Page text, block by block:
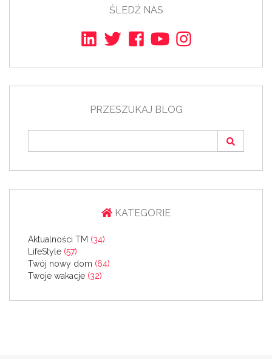
ŚLEDŹ NAS
PRZESZUKAJ BLOG
KATEGORIE
Aktualności TM (34)
LifeStyle (57)
Twój nowy dom (64)
Twoje wakacje (32)